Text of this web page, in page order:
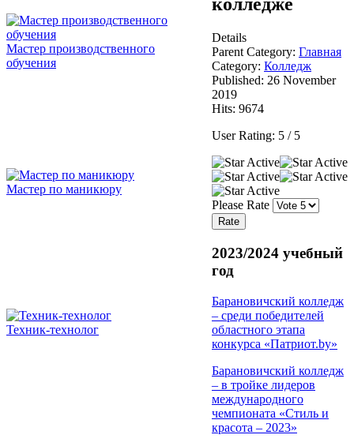
Мастер производственного
обучения
Мастер по маникюру
Техник-технолог
колледже
Details
Parent Category: Главная
Category: Колледж
Published: 26 November
2019
Hits: 9674
User Rating: 5 / 5
Please Rate
2023/2024 учебный
год
Барановичский колледж
– среди победителей
областного этапа
конкурса «Патриот.by»
Барановичский колледж
– в тройке лидеров
международного
чемпионата «Стиль и
красота – 2023»